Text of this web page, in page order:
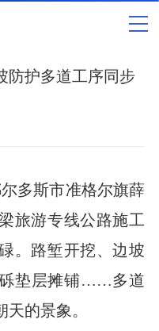
防护多道工序同步
多斯市准格尔旗薛
旅游专线公路施工
。路堑开挖、边坡
砾垫层摊铺……多道
的景象。